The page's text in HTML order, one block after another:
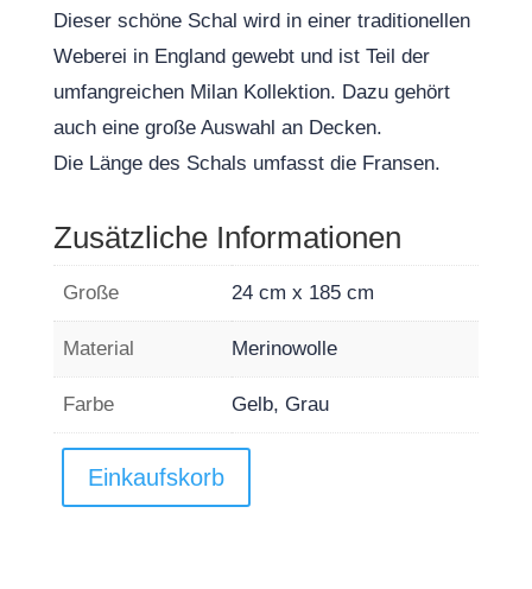
Dieser schöne Schal wird in einer traditionellen
Weberei in England gewebt und ist Teil der
umfangreichen Milan Kollektion. Dazu gehört
auch eine große Auswahl an Decken.
Die Länge des Schals umfasst die Fransen.
Zusätzliche Informationen
Große 24 cm x 185 cm
Material Merinowolle
Farbe Gelb, Grau
Einkaufskorb